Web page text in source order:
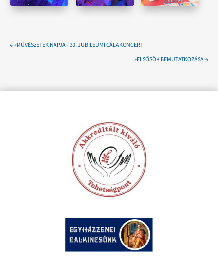
←«MŰVÉSZETEK NAPJA - 30. JUBILEUMI GÁLAKONCERT
»ELSŐSÖK BEMUTATKOZÁSA→